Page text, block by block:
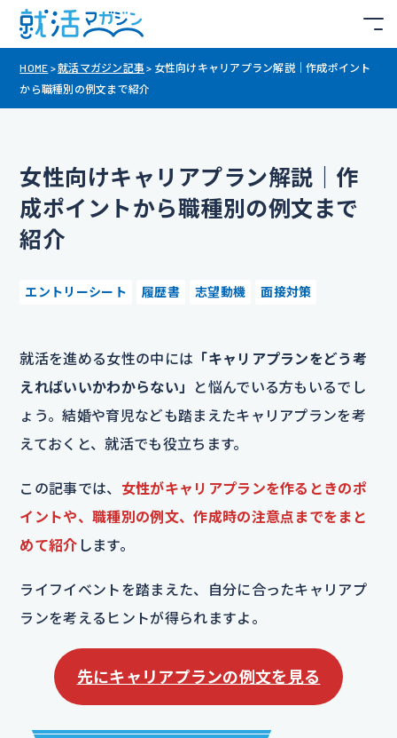
HOME >就活マガジン記事 > 女性向けキャリアプラン解説｜作成ポイント
から職種別の例文まで紹介
女性向けキャリアプラン解説｜作
成ポイントから職種別の例文まで
紹介
エントリーシート 履歴書 志望動機 面接対策
就活を進める女性の中には 「キャリアプランをどう考
えればいいかわからない」
と悩んでいる方もいるでし
ょう。結婚や育児なども踏まえたキャリアプランを考
えておくと、就活でも役立ちます。
この記事では、 女性がキャリアプランを作るときのポ
イントや、職種別の例文、作成時の注意点までをまと
めて紹介 します。
ライフイベントを踏まえた、自分に合ったキャリアプ
ランを考えるヒントが得られますよ。
先にキャリアプランの例文を見る